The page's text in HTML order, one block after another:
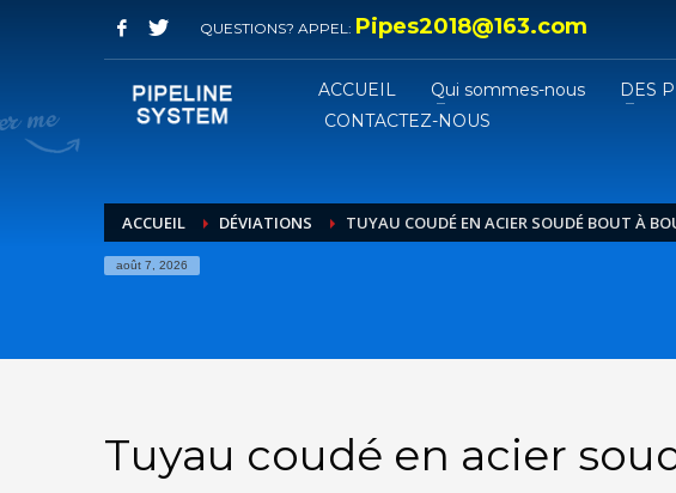
QUESTIONS? APPEL: Pipes2018@163.com
ACCUEIL Qui sommes-nous DES
CONTACTEZ-NOUS
ACCUEIL DÉVIATIONS TUYAU COUDÉ EN ACIER SOUDÉ BOUT À
août 7, 2026
Tuyau coudé en acier